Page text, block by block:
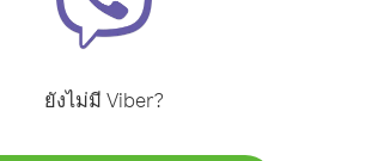
ยังไม่มี Viber?